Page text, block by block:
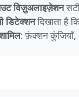
विज़ुअलाइज़ेशन
डिटेक्शनदिखाता है
: फ़ंक्शन कुंजियाँ,